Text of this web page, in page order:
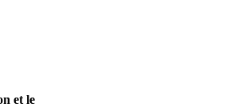
et le